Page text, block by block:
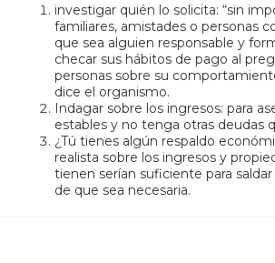
investigar quién lo solicita: “sin
familiares, amistades o personas
que sea alguien responsable y
checar sus hábitos de pago al
personas sobre su
dice el organismo.
Indagar sobre los ingresos: para
estables y no tenga otras deudas
¿Tú tienes algún respaldo
realista sobre los ingresos y
tienen serían suficiente para
de que sea necesaria.